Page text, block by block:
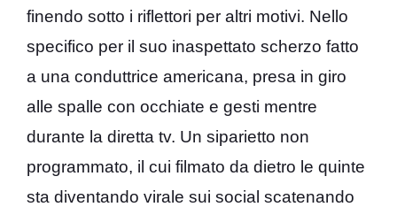
finendo sotto i riflettori per altri motivi. Nello
specifico per il suo inaspettato scherzo fatto
a una conduttrice americana, presa in giro
alle spalle con occhiate e gesti mentre
durante la diretta tv. Un siparietto non
programmato, il cui filmato da dietro le quinte
sta diventando virale sui social scatenando